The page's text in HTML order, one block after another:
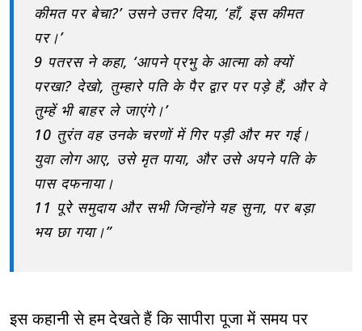
कीमत पर बेचा?’ उसने उत्तर दिया, ‘हाँ, इस कीमत
पर।’
9 पतरस ने कहा, ‘आपने प्रभु के आत्मा को क्यों
परखा? देखो, तुम्हारे पति के पैर द्वार पर पड़े हैं, और वे
तुम्हें भी बाहर ले जाएंगे।’
10 तुरंत वह उनके चरणों में गिर पड़ी और मर गई।
युवा लोग आए, उसे मृत पाया, और उसे अपने पति के
पास दफनाया।
11 पूरे समुदाय और सभी जिन्होंने यह सुना, पर बड़ा
भय छा गया।”
इस कहानी से हम देखते हैं कि सापीरा पूजा में समय पर